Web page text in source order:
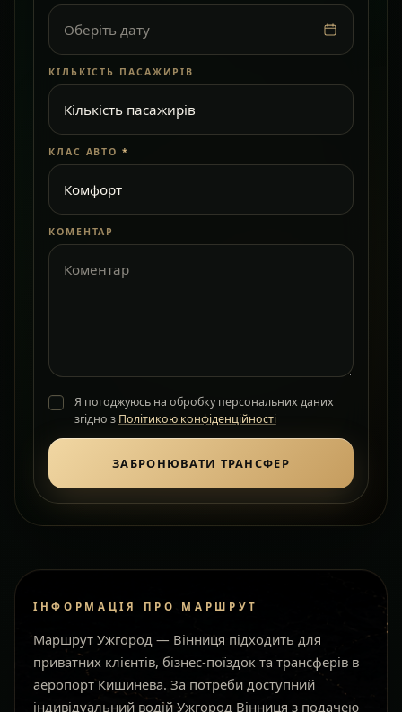
Оберіть дату
КІЛЬКІСТЬ ПАСАЖИРІВ
КЛАС АВТО *
КОМЕНТАР
Я погоджуюсь на обробку персональних даних
згідно з Політикою конфіденційності
ЗАБРОНЮВАТИ ТРАНСФЕР
ІНФОРМАЦІЯ ПРО МАРШРУТ
Маршрут Ужгород — Вінниця підходить для
приватних клієнтів, бізнес-поїздок та трансферів в
аеропорт Кишинева. За потреби доступний
індивідуальний водій Ужгород Вінниця з подачею